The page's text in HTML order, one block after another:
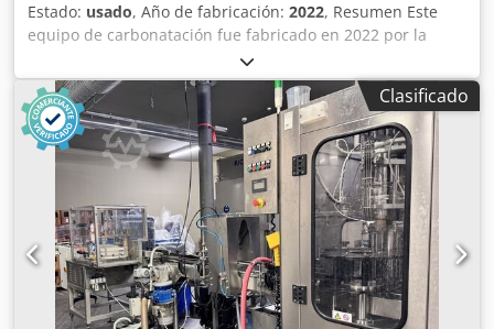
Estado: usado, Año de fabricación: 2022, Resumen Este
equipo de carbonatación fue fabricado en 2022 por la
empresa alemana KH TEC. Chodpfxsyk Ab Dj Afioa La
máquina está diseñada para la carbonatación de cerveza.
La instalación está inactiva, pero aún se encuentra en
condiciones de funcionamiento y está equipada con una
interfaz HMI y un sistema de operación automatizado. Está
disponible de inmediato y puede ser inspeccionada bajo
petición. La máquina se vende porque será reemplazada
por un sistema nuevo. Datos técnicos - Rendimiento: 20
hectólitros/hora - Aplicación: Cerveza - Configuración:
Automatizada, controlada por HMI
Clasificado